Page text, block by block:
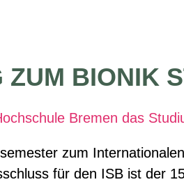
ZUM BIONIK
Bremen das
zum
für den ISB ist der